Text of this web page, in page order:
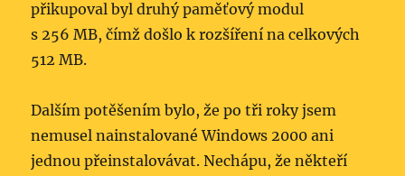
přikupoval byl druhý paměťový modul
s 256 MB, čímž došlo k rozšíření na celkových
512 MB.
Dalším potěšením bylo, že po tři roky jsem
nemusel nainstalované Windows 2000 ani
jednou přeinstalovávat. Nechápu, že někteří